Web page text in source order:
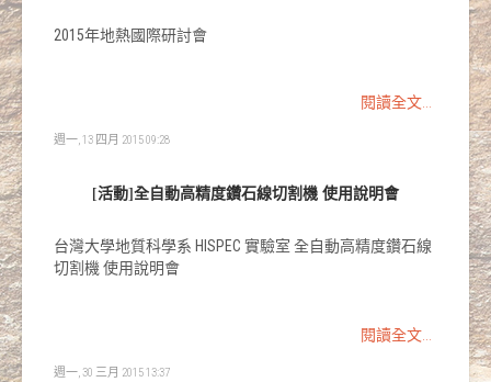
2015年地熱國際研討會
閱讀全文...
週一, 13 四月 2015 09:28
[活動]全自動高精度鑽石線切割機 使用說明會
台灣大學地質科學系 HISPEC 實驗室 全自動高精度鑽石線
切割機 使用說明會
閱讀全文...
週一, 30 三月 2015 13:37